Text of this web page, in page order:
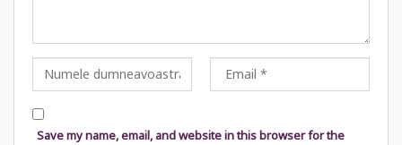
Save my name, email, and website in this browser for the